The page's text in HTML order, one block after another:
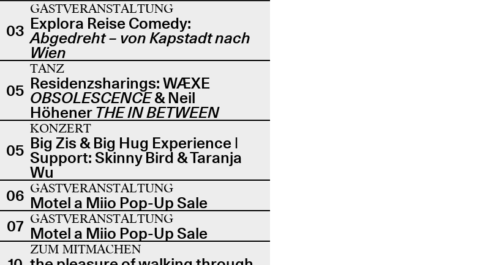
03
GASTVERANSTALTUNG
Explora Reise Comedy:
Abgedreht – von Kapstadt nach
Wien
05
TANZ
Residenzsharings: WÆXE
OBSOLESCENCE& Neil
Höhener THE IN BETWEEN
05
KONZERT
Big Zis & Big Hug Experience |
Support: Skinny Bird & Taranja
Wu
06 GASTVERANSTALTUNG
Motel a Miio Pop-Up Sale
07 GASTVERANSTALTUNG
Motel a Miio Pop-Up Sale
ZUM MITMACHEN